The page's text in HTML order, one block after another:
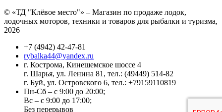
© «ТД "Клёвое место"» – Магазин по продаже лодок,
лодочных моторов, техники и товаров для рыбалки и туризма,
2026
+7 (4942) 42-47-81
rybalka44@yandex.ru
г. Кострома, Кинешемское шоссе 4
г. Шарья, ул. Ленина 81, тел.: (49449) 514-82
г. Буй, ул. Островского 6, тел.: +79159110819
Пн-Сб – с 9:00 до 20:00;
Вс – с 9:00 до 17:00;
Без перерывов